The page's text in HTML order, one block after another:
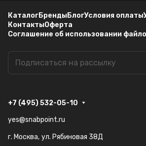
КаталогБрендыБлогУсловия оплаты
КонтактыОферта
Соглашение об использовании
+7 (495) 532-05-10
yes@snabpoint.ru
г. Москва, ул. Рябиновая 38Д